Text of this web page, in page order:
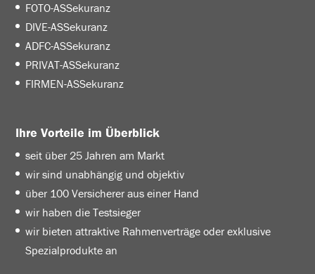
FOTO-ASSekuranz
DIVE-ASSekuranz
ADFC-ASSekuranz
PRIVAT-ASSekuranz
FIRMEN-ASSekuranz
Ihre Vorteile im Überblick
seit über 25 Jahren am Markt
wir sind unabhängig und objektiv
über 100 Versicherer aus einer Hand
wir haben die Testsieger
wir bieten attraktive Rahmenverträge oder exklusive
Spezialprodukte an